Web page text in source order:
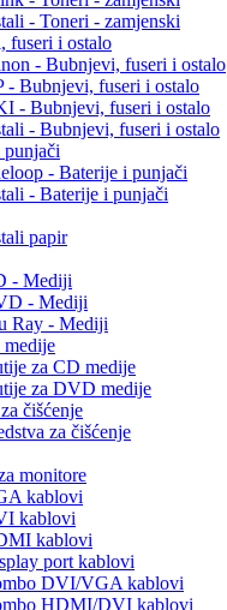
- Toneri - zamjenski
fuseri i ostalo
- Bubnjevi, fuseri i ostalo
- Bubnjevi, fuseri i ostalo
- Bubnjevi, fuseri i ostalo
- Bubnjevi, fuseri i ostalo
- Baterije i punjači
- Baterije i punjači
papir
- Mediji
- Mediji
Ray - Mediji
za CD medije
za DVD medije
čišćenje
za čišćenje
monitore
kablovi
kablovi
kablovi
port kablovi
DVI/VGA kablovi
HDMI/DVI kablovi